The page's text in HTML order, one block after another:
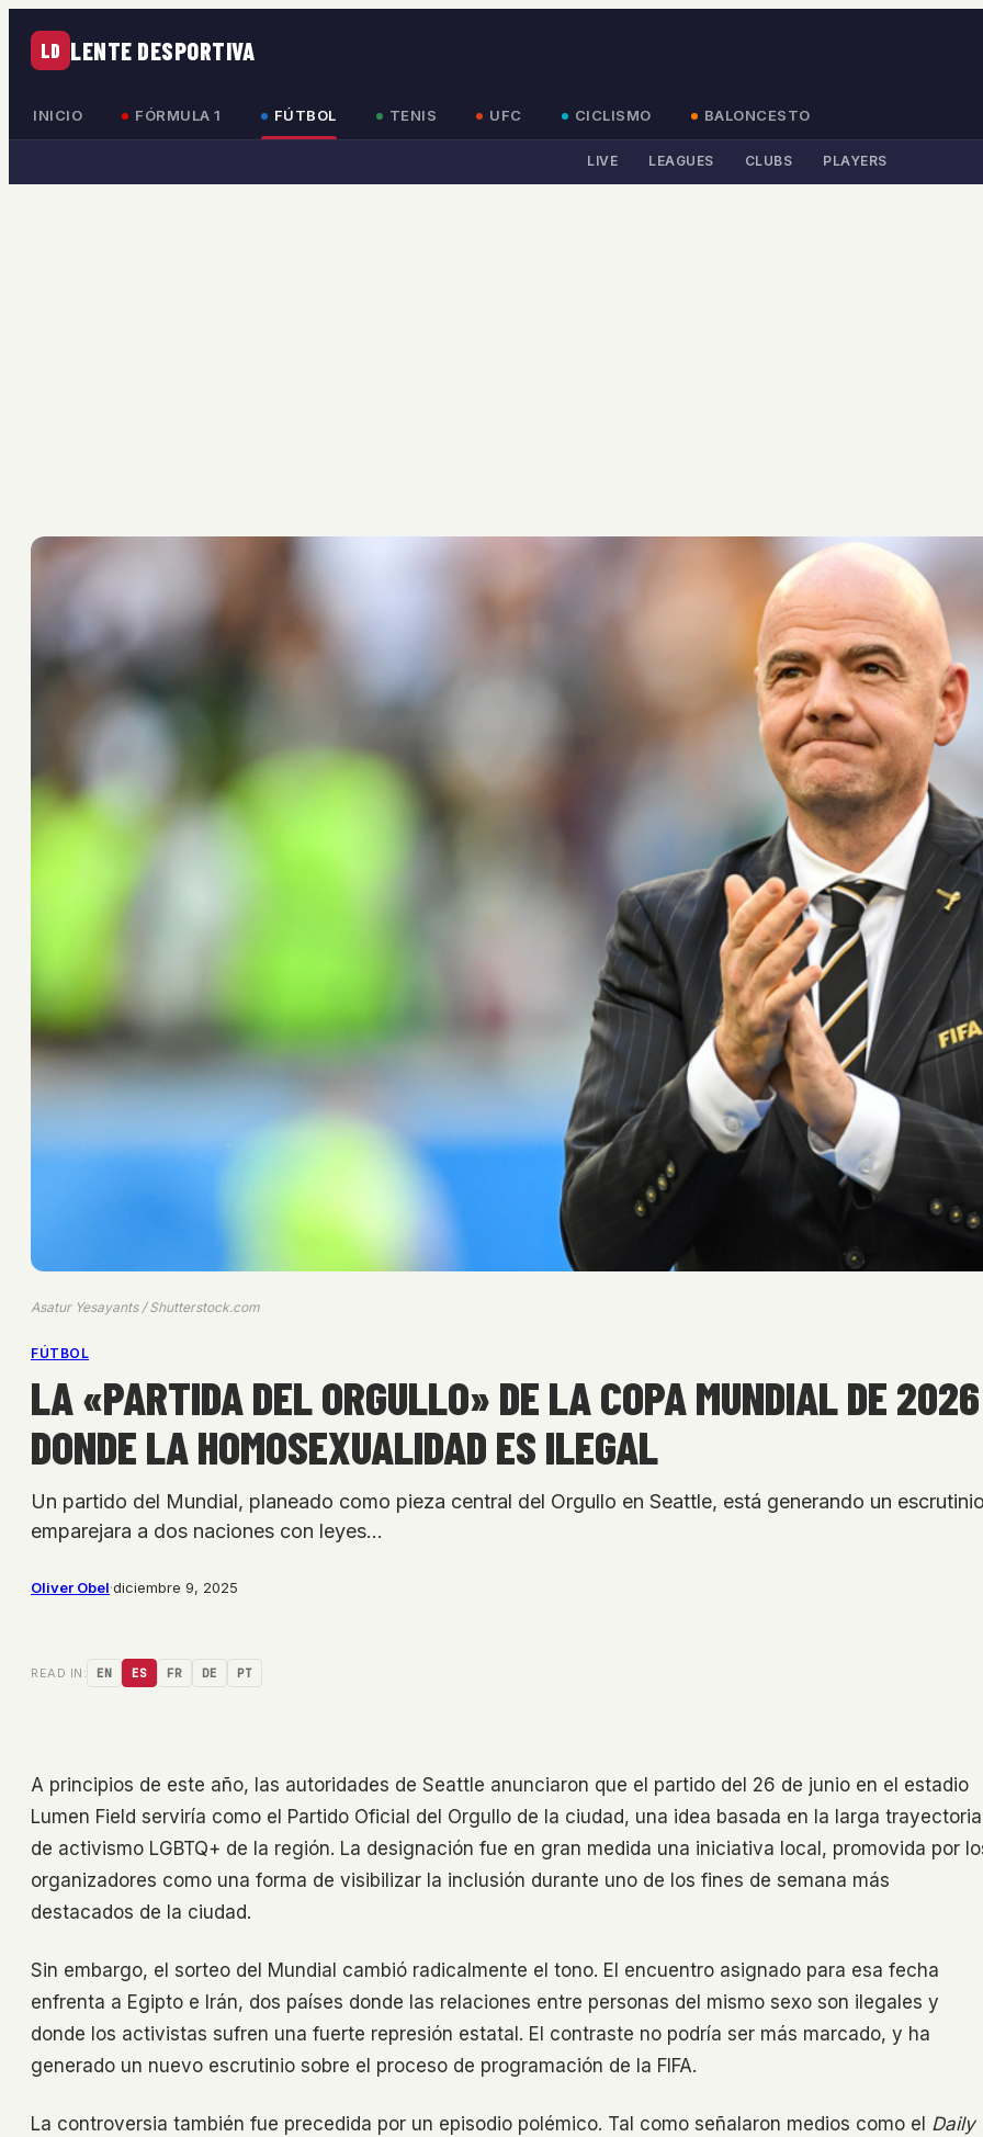
LD LENTE DESPORTIVA
INICIO FÓRMULA 1 FÚTBOL TENIS UFC CICLISMO BALONCESTO
LIVE LEAGUES CLUBS PLAYERS
Asatur Yesayants / Shutterstock.com
FÚTBOL
LA «PARTIDA DEL ORGULLO» DE LA COPA MUNDIAL DE
DONDE LA HOMOSEXUALIDAD ES ILEGAL
Un partido del Mundial, planeado como pieza central del Orgullo en Seattle, está generando un
emparejara a dos naciones con leyes…
Oliver Obel·diciembre 9, 2025
READ IN: EN ES FR DE PT
A principios de este año, las autoridades de Seattle anunciaron que el partido del 26 de junio en el estadio
Lumen Field serviría como el Partido Oficial del Orgullo de la ciudad, una idea basada en la larga trayectoria
de activismo LGBTQ+ de la región. La designación fue en gran medida una iniciativa local, promovida por
organizadores como una forma de visibilizar la inclusión durante uno de los fines de semana más
destacados de la ciudad.
Sin embargo, el sorteo del Mundial cambió radicalmente el tono. El encuentro asignado para esa fecha
enfrenta a Egipto e Irán, dos países donde las relaciones entre personas del mismo sexo son ilegales y
donde los activistas sufren una fuerte represión estatal. El contraste no podría ser más marcado, y ha
generado un nuevo escrutinio sobre el proceso de programación de la FIFA.
La controversia también fue precedida por un episodio polémico. Tal como señalaron medios como el Daily